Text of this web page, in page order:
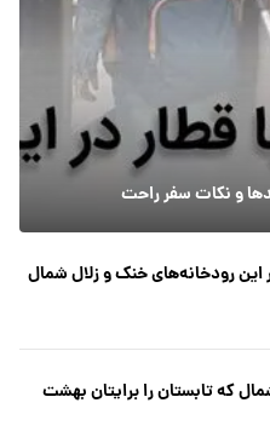
و نکات سفر راحت
این رودخانه‌های خنک و زلال شمال
که تابستان را برایتان بهشت